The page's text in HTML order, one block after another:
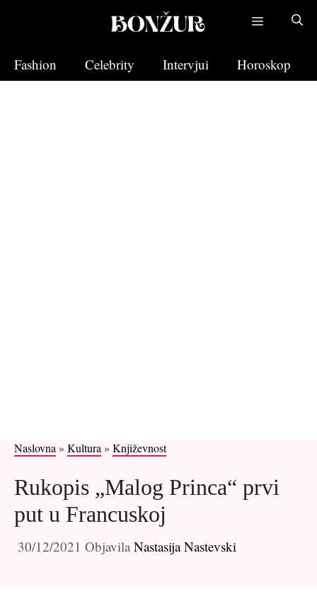
Fashion
Celebrity Intervjui Horoskop
Naslovna » Kultura » Književnost
Rukopis „Malog Princa“ prvi
put u Francuskoj
30/12/2021 Objavila Nastasija Nastevski